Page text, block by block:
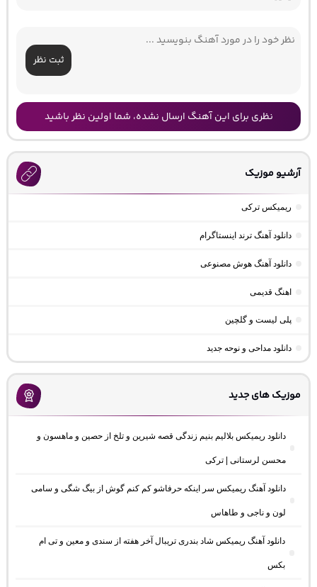
ثبت نظر
نظری برای این آهنگ ارسال نشده، شما اولین نظر باشید
آرشیو موزیک
ریمیکس ترکی
دانلود آهنگ ترند اینستاگرام
دانلود آهنگ هوش مصنوعی
اهنگ قدیمی
پلی لیست و گلچین
دانلود مداحی و نوحه جدید
موزیک های جدید
دانلود ریمیکس بلالیم بنیم زندگی قصه شیرین و تلخ از حصین و ماهسون و
محسن لرستانی | ترکی
دانلود آهنگ ریمیکس سر اینکه حرفاشو کم کنم گوش از بیگ شگی و سامی
لون و ناجی و طاهاس
دانلود آهنگ ریمیکس شاد بندری تریبال آخر هفته از سندی و معین و تی ام
بکس